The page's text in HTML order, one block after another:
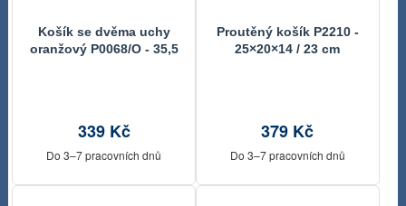
Košík se dvěma uchy
oranžový P0068/O - 35,5
339 Kč
Do 3–7 pracovních dnů
Proutěný košík P2210 -
25×20×14 / 23 cm
379 Kč
Do 3–7 pracovních dnů